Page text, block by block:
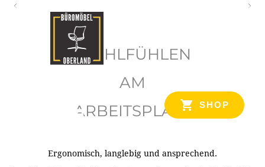
SHOP
WOHLFÜHLEN
AM
ARBEITSPLATZ
Ergonomisch, langlebig und ansprechend.